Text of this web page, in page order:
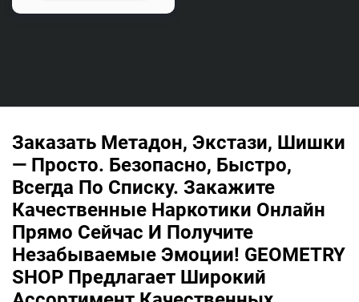
Заказать Метадон, Экстази, Шишки
— Просто. Безопасно, Быстро,
Всегда По Списку. Закажите
Качественные Наркотики Онлайн
Прямо Сейчас И Получите
Незабываемые Эмоции! GEOMETRY
SHOP Предлагает Широкий